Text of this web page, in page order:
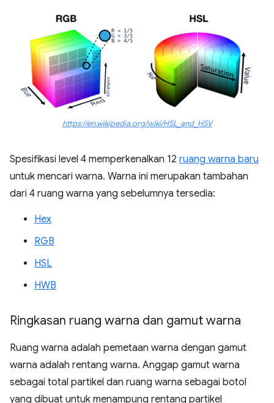
https://en.wikipedia.org/wiki/HSL_and_HSV
Spesifikasi level 4 memperkenalkan 12 ruang warna baru
untuk mencari warna. Warna ini merupakan tambahan
dari 4 ruang warna yang sebelumnya tersedia:
Hex
RGB
HSL
HWB
Ringkasan ruang warna dan gamut warna
Ruang warna adalah pemetaan warna dengan gamut
warna adalah rentang warna. Anggap gamut warna
sebagai total partikel dan ruang warna sebagai botol
yang dibuat untuk menampung rentang partikel